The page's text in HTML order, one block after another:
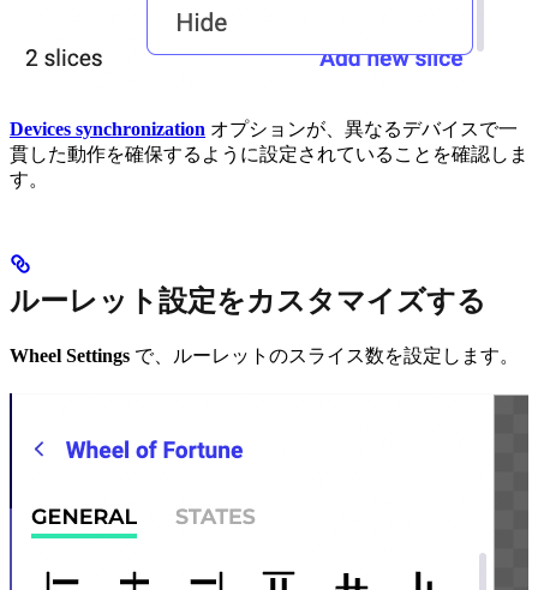
Devices synchronization オプションが、異なるデバイスで一
貫した動作を確保するように設定されていることを確認しま
す。
ルーレット設定をカスタマイズする
Wheel Settings で、ルーレットのスライス数を設定します。